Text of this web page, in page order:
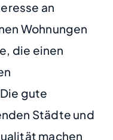
an
Wohnungen
die einen
gute
Städte und
machen